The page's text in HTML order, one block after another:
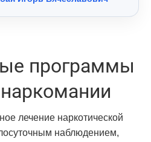
программы
лечение наркотической
наблюдением,